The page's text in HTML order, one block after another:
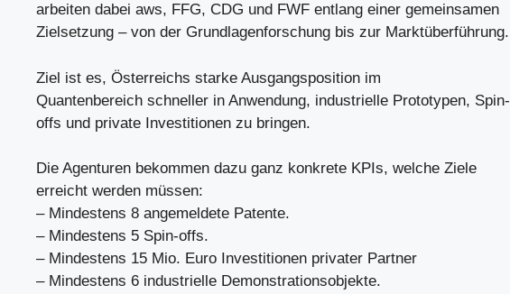
arbeiten dabei aws, FFG, CDG und FWF entlang einer gemeinsamen
Zielsetzung – von der Grundlagenforschung bis zur Marktüberführung.
Ziel ist es, Österreichs starke Ausgangsposition im
Quantenbereich schneller in Anwendung, industrielle Prototypen, Spin-
offs und private Investitionen zu bringen.
Die Agenturen bekommen dazu ganz konkrete KPIs, welche Ziele
erreicht werden müssen:
– Mindestens 8 angemeldete Patente.
– Mindestens 5 Spin-offs.
– Mindestens 15 Mio. Euro Investitionen privater Partner
– Mindestens 6 industrielle Demonstrationsobjekte.